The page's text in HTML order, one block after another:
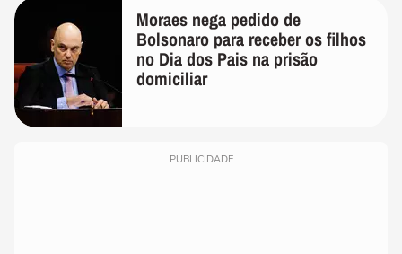
Moraes nega pedido de
Bolsonaro para receber os filhos
no Dia dos Pais na prisão
domiciliar
PUBLICIDADE